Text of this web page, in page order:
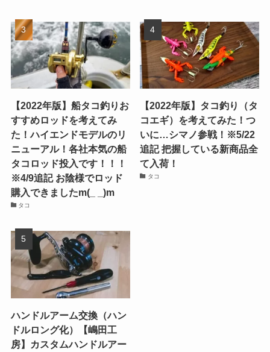
【2022年版】船タコ釣りお
すすめロッドを考えてみ
た！ハイエンドモデルのリ
ニューアル！各社本気の船
タコロッド投入です！！！
※4/9追記 お陰様でロッド
購入できましたm(_ _)m
タコ
【2022年版】タコ釣り（タ
コエギ）を考えてみた！つ
いに…シマノ参戦！※5/22
追記 把握している新商品全
て入荷！
タコ
ハンドルアーム交換（ハン
ドルロング化）【嶋田工
房】カスタムハンドルアー